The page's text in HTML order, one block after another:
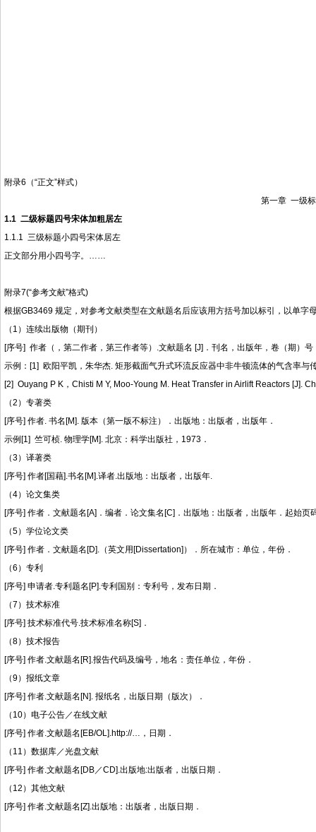
附录6（“正文”样式）
第一章 一级
1.1 二级标题四号宋体加粗居左
1.1.1 三级标题小四号宋体居左
正文部分用小四号字。……
附录7(“参考文献”格式)
根据GB3469 规定，对参考文献类型在文献题名后应该用方括号加以标引，以单字
（ 1 ）连续出版物（期刊）
[序号] 作者（，第二作者，第三作者等） .文献题名 [J] ．刊名，出版年，卷（期）
示例：[1] 欧阳平凯，朱华杰. 矩形截面气升式环流反应器中非牛顿流体的气含率与
[2] Ouyang P K， Chisti M Y, Moo-Young M. Heat Transfer in Airlift Reactors [J].
（2 ）专著类
[序号] 作者. 书名 [M]. 版本（第一版不标注）．出版地：出版者，出版年．
示例 [1] 竺可桢. 物理学[M]. 北京：科学出版社， 1973．
（3）译著类
[序号] 作者[国藉].书名 [M].译者.出版地：出版者，出版年.
（4）论文集类
[序号] 作者．文献题名 [A] ．编者．论文集名 [C] ．出版地：出版者，出版年．起始页
（5）学位论文类
[序号] 作者．文献题名 [D].（英文用 [Dissertation] ）．所在城市：单位，年份．
（6 ）专利
[序号] 申请者.专利题名 [P].专利国别：专利号，发布日期．
（7 ）技术标准
[序号] 技术标准代号.技术标准名称[S] ．
（8）技术报告
[序号] 作者.文献题名 [R].报告代码及编号，地名：责任单位，年份．
（9）报纸文章
[序号] 作者.文献题名 [N]. 报纸名，出版日期（版次）．
（ 10）电子公告／在线文献
[序号] 作者.文献题名 [EB/OL].http://… ，日期．
（ 11 ）数据库／光盘文献
[序号] 作者.文献题名 [DB／CD].出版地:出版者，出版日期．
（ 12 ）其他文献
[序号] 作者.文献题名 [Z].出版地：出版者，出版日期．